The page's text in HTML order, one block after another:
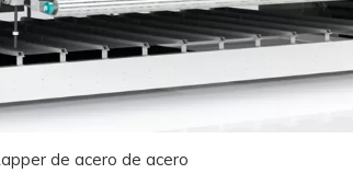
de acero de acero